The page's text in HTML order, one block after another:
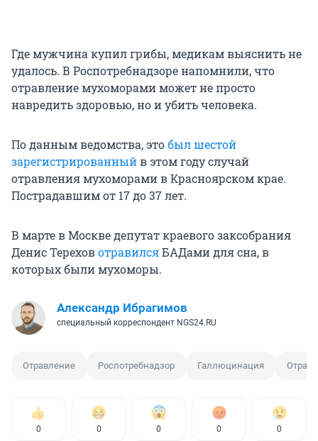
Где мужчина купил грибы, медикам выяснить не
удалось. В Роспотребнадзоре напомнили, что
отравление мухоморами может не просто
навредить здоровью, но и убить человека.
По данным ведомства, этобыл шестой
зарегистрированныйв этом году случай
отравления мухоморами в Красноярском крае.
Пострадавшим от 17 до 37 лет.
В марте в Москве депутат краевого заксобрания
Денис ТереховотравилсяБАДами для сна, в
которых были мухоморы.
Александр Ибрагимов
специальный корреспондент NGS24.RU
Отравление Роспотребнадзор Галлюцинация
0 0 0 0 0